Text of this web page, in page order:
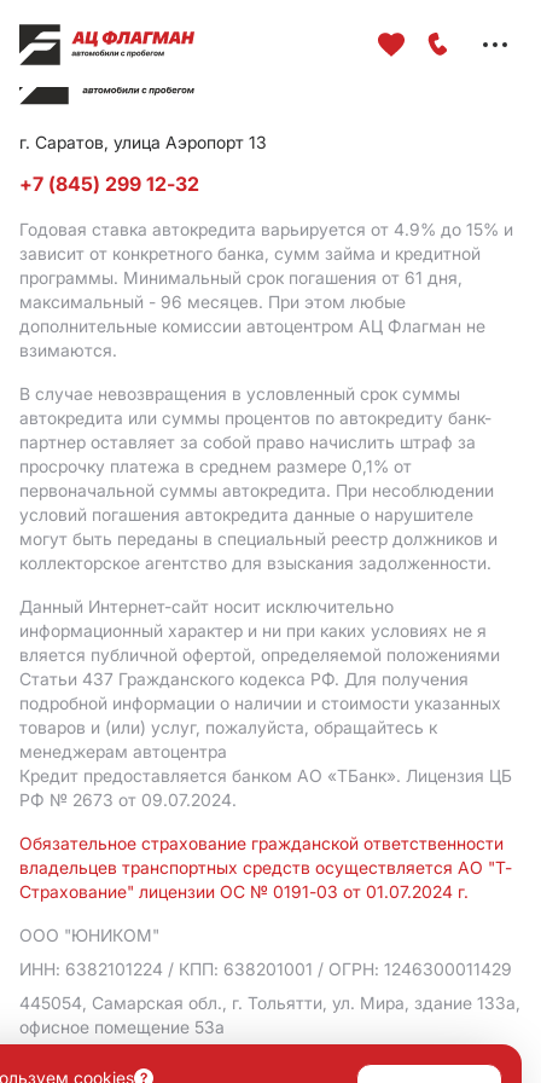
г. Саратов, улица Аэропорт 13
+7 (845) 299 12-32
Годовая ставка автокредита варьируется от 4.9% до 15% и
зависит от конкретного банка, сумм займа и кредитной
программы. Минимальный срок погашения от 61 дня,
максимальный - 96 месяцев. При этом любые
дополнительные комиссии автоцентром АЦ Флагман не
взимаются.
В случае невозвращения в условленный срок суммы
автокредита или суммы процентов по автокредиту банк-
партнер оставляет за собой право начислить штраф за
просрочку платежа в среднем размере 0,1% от
первоначальной суммы автокредита. При несоблюдении
условий погашения автокредита данные о нарушителе
могут быть переданы в специальный реестр должников и
коллекторское агентство для взыскания задолженности.
Данный Интернет-сайт носит исключительно
информационный характер и ни при каких условиях не я
вляется публичной офертой, определяемой положениями
Статьи 437 Гражданского кодекса РФ. Для получения
подробной информации о наличии и стоимости указанных
товаров и (или) услуг, пожалуйста, обращайтесь к
менеджерам автоцентра
Кредит предоставляется банком АO «ТБанк». Лицензия ЦБ
РФ № 2673 от 09.07.2024.
Обязательное страхование гражданской ответственности
владельцев транспортных средств осуществляется АО "Т-
Страхование" лицензии ОС № 0191-03 от 01.07.2024 г.
ООО "ЮНИКОМ"
ИНН: 6382101224 / КПП: 638201001 / ОГРН: 1246300011429
445054, Самарская обл., г. Тольятти, ул. Мира, здание 133а,
офисное помещение 53а
Политика в отношении обработки персональных данных
cookies